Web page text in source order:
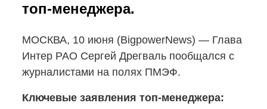
топ-менеджера.
МОСКВА, 10 июня (BigpowerNews) — Глава
Интер РАО Сергей Дрегваль пообщался с
журналистами на полях ПМЭФ.
Ключевые заявления топ-менеджера: